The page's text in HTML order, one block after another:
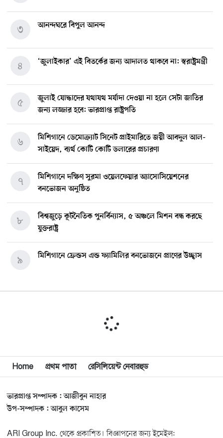
আনন্দঘরে বিপুল আনন্দ
৩
‘জুলাইকার’ এই বিতর্কের জন্য আদালত থাকবে না: স্বরাষ্ট্রমন্ত্রী
৪
জুলাই যোদ্ধাদের যথাযথ মর্যাদা দেওয়া না হলে সেটা জাতির
জন্য লজ্জার হবে: ভারপ্রাপ্ত রাষ্ট্রপতি
৫
মিশিগানে ডেমোক্র্যাট সিনেট প্রাইমারিতে জয়ী আবদুল আল-
সাইয়েদ, ব্যর্থ কোটি কোটি ডলারের প্রচারণা
৬
মিশিগানে দক্ষিণ সুরমা ওয়েলফেয়ার অ্যাসোসিয়েশনের
বনভোজন অনুষ্ঠিত
৭
বিশ্বজুড়ে কূটনৈতিক পুনর্বিন্যাস, ৫ অঞ্চলে মিশন বন্ধ করছে
যুক্তরাষ্ট্র
৮
মিশিগানে ফ্রেন্ডস এন্ড ফ্যামিলির বনভোজনে প্রাণের উচ্ছ্বাস
৯
মিশিগানে ডেমোক্র্যাটদের প্রাইমারিতে আল-সাইয়েদকে হারাতে
মুনা দাওয়াহ কনফারেন্স ২০২৬ সম্পর্কে প্রেস ব্রিফিং
শেখ হাসিনার সঙ্গে সংবাদ সম্মেলনে থাকছেন সাকিব আল
হাসান
১২
যুক্তরাষ্ট্রকে ছাড়ে বাধ্য করতে কোন কৌশলে ওয়াশিংটনের ওপর
১৩
Home প্রথম পাতা রেসিলিয়েন্ট নেবারহুড
ভারপ্রাপ্ত সম্পাদক : আজীবুন নাহার
উপ-সম্পাদক : আবুল কাসেম
ARI Group Inc. থেকে প্রকাশিত। বিজ্ঞাপনের জন্য ইমেইল: